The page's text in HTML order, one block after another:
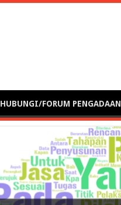
HUBUNGI/FORUM PENGADAAN